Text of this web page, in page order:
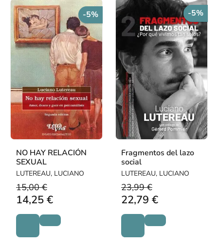
-5%
NO HAY RELACIÓN
SEXUAL
LUTEREAU, LUCIANO
15,00 €
14,25 €
-5%
Fragmentos del lazo
social
LUTEREAU, LUCIANO
23,99 €
22,79 €